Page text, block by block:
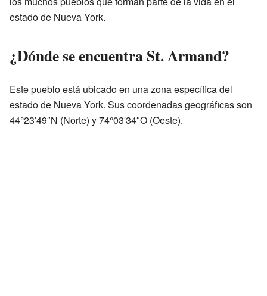
estado de Nueva York.
¿Dónde se encuentra St. Armand?
Este pueblo está ubicado en una zona específica del
estado de Nueva York. Sus coordenadas geográficas son
44°23′49″N (Norte) y 74°03′34″O (Oeste).